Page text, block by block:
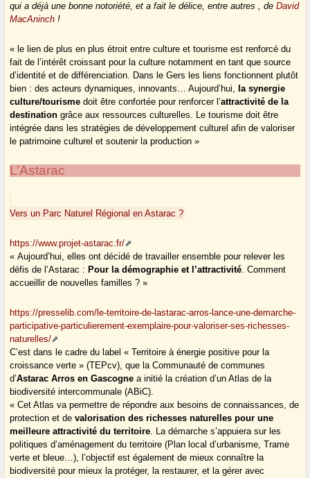
qui a déjà une bonne notoriété, et a fait le délice, entre autres , deDavid
MacAninch !
« le lien de plus en plus étroit entre culture et tourisme est renforcé du
fait de l’intérêt croissant pour la culture notamment en tant que source
d’identité et de différenciation. Dans le Gers les liens fonctionnent plutôt
bien : des acteurs dynamiques, innovants… Aujourd’hui, la synergie
culture/tourisme doit être confortée pour renforcer l’attractivité de la
destination grâce aux ressources culturelles. Le tourisme doit être
intégrée dans les stratégies de développement culturel afin de valoriser
le patrimoine culturel et soutenir la production »
L’Astarac
Vers un Parc Naturel Régional en Astarac ?
https://www.projet-astarac.fr/
« Aujourd’hui, elles ont décidé de travailler ensemble pour relever les
défis de l’Astarac : Pour la démographie et l’attractivité. Comment
accueillir de nouvelles familles ? »
https://presselib.com/le-territoire-de-lastarac-arros-lance-une-demarche-
participative-particulierement-exemplaire-pour-valoriser-ses-richesses-
naturelles/
C’est dans le cadre du label « Territoire à énergie positive pour la
croissance verte » (TEPcv), que la Communauté de communes
d’Astarac Arros en Gascogne a initié la création d’un Atlas de la
biodiversité intercommunale (ABiC).
« Cet Atlas va permettre de répondre aux besoins de connaissances, de
protection et devalorisation des richesses naturelles pour une
meilleure attractivité du territoire. La démarche s’appuiera sur les
politiques d’aménagement du territoire (Plan local d’urbanisme, Trame
verte et bleue…), l’objectif est également de mieux connaître la
biodiversité pour mieux la protéger, la restaurer, et la gérer avec